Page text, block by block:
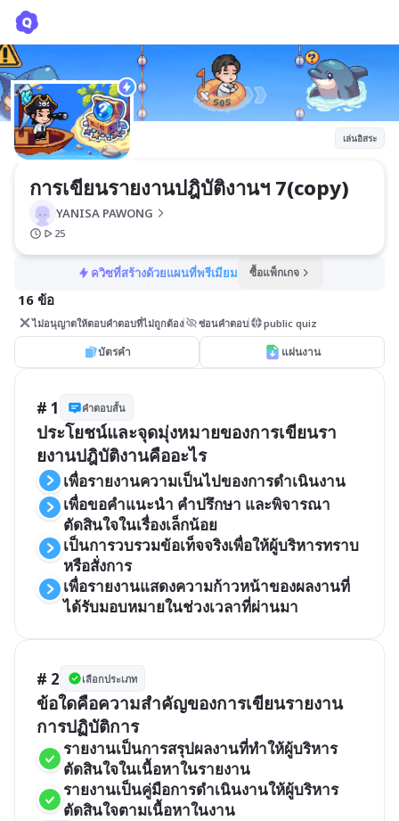
เล่นอิสระ
การเขียนรายงานปฎิบัติงานฯ 7(copy)
YANISA PAWONG
25
ควิซที่สร้างด้วยแผนที่พรีเมียม ซื้อแพ็กเกจ
16 ข้อ
ไม่อนุญาตให้ตอบคำตอบที่ไม่ถูกต้อง ซ่อนคำตอบ public quiz
บัตรคำ แผ่นงาน
# 1 คำตอบสั้น
ประโยชน์และจุดมุ่งหมายของการเขียนรา
ยงานปฎิบัติงานคืออะไร
เพื่อรายงานความเป็นไปของการดำเนินงาน
เพื่อขอคำแนะนำ คำปรึกษา และพิจารณา
ตัดสินใจในเรื่องเล็กน้อย
เป็นการวบรวมข้อเท็จจริงเพื่อให้ผู้บริหารทราบ
หรือสั่งการ
เพื่อรายงานแสดงความก้าวหน้าของผลงานที่
ได้รับมอบหมายในช่วงเวลาที่ผ่านมา
# 2 เลือกประเภท
ข้อใดคือความสำคัญของการเขียนรายงาน
การปฏิบัติการ
รายงานเป็นการสรุปผลงานที่ทำให้ผู้บริหาร
ตัดสินใจในเนื้อหาในรายงาน
รายงานเป็นคู่มือการดำเนินงานให้ผู้บริหาร
ตัดสินใจตามเนื้อหาในงาน